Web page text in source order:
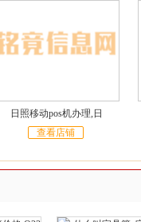
日照移动pos机办理,日
查看店铺